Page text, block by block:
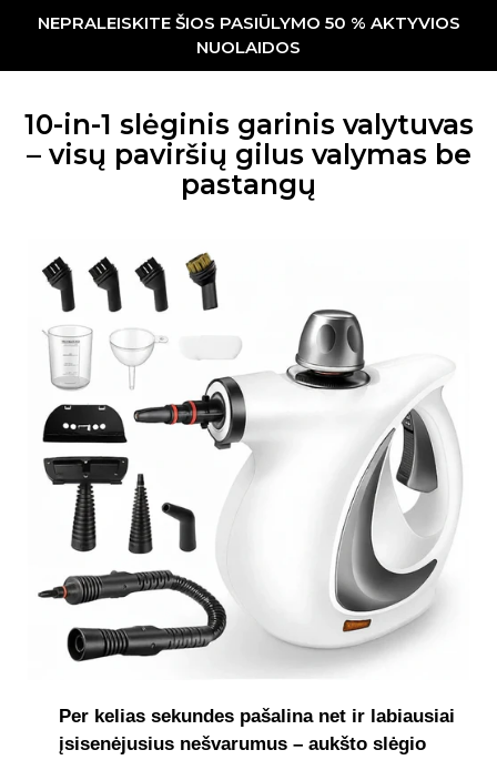
NEPRALEISKITE ŠIOS PASIŪLYMO 50 % AKTYVIOS
NUOLAIDOS
10-in-1 slėginis garinis valytuvas
– visų paviršių gilus valymas be
pastangų
Per kelias sekundes pašalina net ir labiausiai
įsisenėjusius nešvarumus – aukšto slėgio